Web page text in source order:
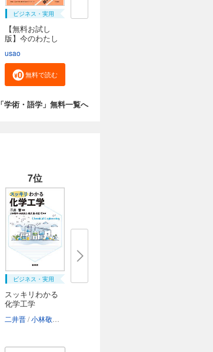
ビジネス・実用
【無料お試し
版】今のわたし
usao
無料で読む
「学術・語学」無料一覧へ
7位
ビジネス・実用
スッキリわかる
化学工学
二井晋 小林敬幸